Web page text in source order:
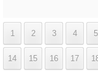
1 2 3 4 5
14 15 16 17